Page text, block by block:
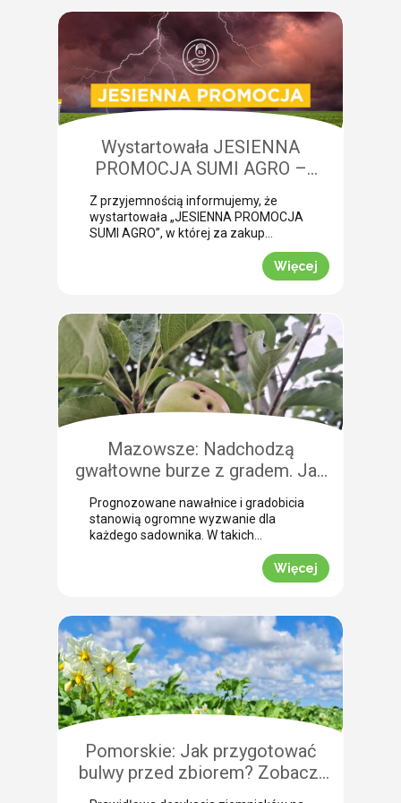
żerowanie bardzo często jest błędnie
diagnozowane jako brak wody lub
niedobory składników pokarmowych,
co opóźnia wykonanie właściwego
zabiegu. Nasza ekspertka Monika
Krzywak przeprowadziła lustrację w
powiecie gryfickim […]
Wystartowała JESIENNA
PROMOCJA SUMI AGRO –
zyskaj natychmiastowe rabaty!
Z przyjemnością informujemy, że
wystartowała „JESIENNA PROMOCJA
SUMI AGRO”, w której za zakup
uzyskać atrakcyjny rabat! Promocja
trwa od 1 lipca do 30 września 2026
prosty sposób obniżyć koszty
jesiennych zakupów. Wybierz swój
pakiet i odbierz rabat Mechanizm
promocji jest niezwykle prosty.
Wystarczy kupić jeden z […]
Więcej
Mazowsze: Nadchodzą
gwałtowne burze z gradem. Jak
skutecznie przeprowadzić
zabezpieczenie owoców po
gradobiciu?
Prognozowane nawałnice i gradobicia
stanowią ogromne wyzwanie dla
każdego sadownika. W takich
natychmiastowe zabezpieczenie
Uszkodzona skórka to otwarta droga
dla patogenów grzybowych, które
potrafią zniszczyć owoce tuż przed
zbiorem. Nasza ekspertka Justyna
Wasiak ostrzega przed nadchodzącym
frontem burzowym i wskazuje
skuteczne rozwiązanie interwencyjne.
Więcej
Pomorskie: Jak przygotować
bulwy przed zbiorem? Zobacz,
jak przebiega profesjonalna